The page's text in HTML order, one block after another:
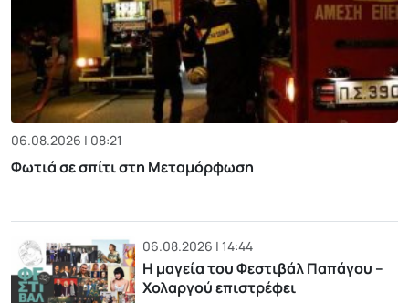
06.08.2026 | 08:21
Φωτιά σε σπίτι στη Μεταμόρφωση
06.08.2026 | 14:44
Η μαγεία του Φεστιβάλ Παπάγου –
Χολαργού επιστρέφει